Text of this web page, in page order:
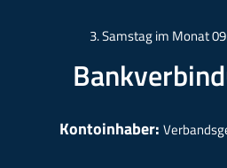
3. Samstag im Monat
Kontoinhaber: